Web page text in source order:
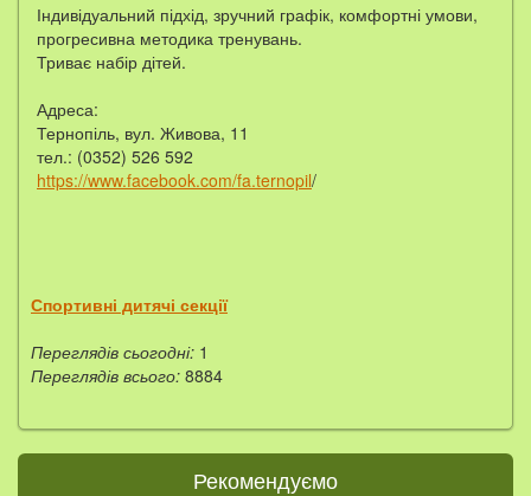
Індивідуальний підхід, зручний графік, комфортні умови,
прогресивна методика тренувань.
Триває набір дітей.
Адреса:
Тернопіль, вул. Живова, 11
тел.: (0352) 526 592
https://www.facebook.com/fa.ternopil/
Спортивні дитячі секції
Переглядів сьогодні: 1
Переглядів всього: 8884
Рекомендуємо